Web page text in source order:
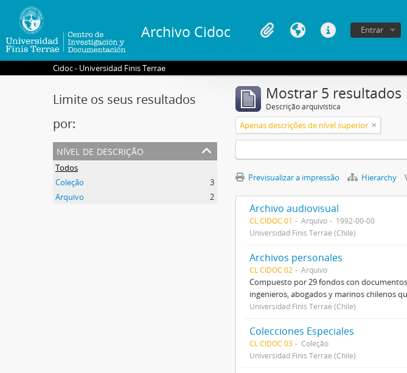
Archivo Cidoc Entrar
Cidoc - Universidad Finis Terrae
Limite os seus resultados
por:
nível de descrição
Todos
Coleção
3
Arquivo
2
Mostrar 5 resultados
Descrição arquivística
Apenas descrições de nível superior
Previsualizar a impressão Hierarchy
Archivo audiovisual
CL CIDOC 01 Arquivo
1992-00-00
Universidad Finis Terrae (Chile)
Archivos personales
CL CIDOC 02 Arquivo
Compuesto por 29 fondos con
ingenieros, abogados y marinos chilenos
Universidad Finis Terrae (Chile)
Colecciones Especiales
CL CIDOC 03
Coleção
Universidad Finis Terrae (Chile)